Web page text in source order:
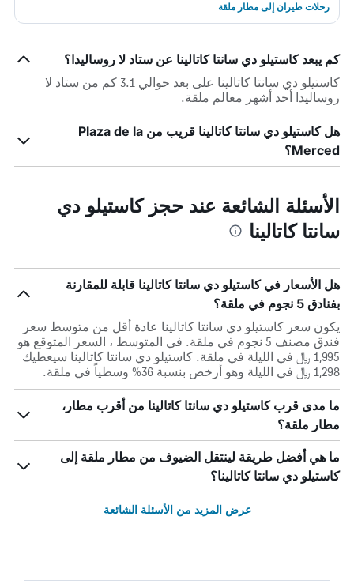
رحلات طيران إلى مطار ملقة
كم يبعد كاستيلو دي سانتا كاتالينا عن ستاد لا روساليدا؟
كاستيلو دي سانتا كاتالينا على بعد حوالي 3.1 كم من ستاد لا
روساليدا أحد أشهر معالم ملقة.
هل كاستيلو دي سانتا كاتالينا قريب من Plaza de la
Merced؟
الأسئلة الشائعة عند حجز كاستيلو دي
سانتا كاتالينا
هل الأسعار في كاستيلو دي سانتا كاتالينا قابلة للمقارنة
بفنادق 5 نجوم في ملقة؟
يكون سعر كاستيلو دي سانتا كاتالينا عادة أقل من متوسط ​​سعر
فندق مصنف 5 نجوم في ملقة. في المتوسط ، السعر المتوقع هو
1,995 ﷼ في الليلة في ملقة. كاستيلو دي سانتا كاتالينا سيعطيك
1,298 ﷼ في الليلة وهو أرخص بنسبة 36% وسطياً في ملقة.
ما مدى قرب كاستيلو دي سانتا كاتالينا من أقرب مطار،
مطار ملقة؟
ما هي أفضل طريقة لينتقل الضيوف من مطار ملقة إلى
كاستيلو دي سانتا كاتالينا؟
عرض المزيد من الأسئلة الشائعة